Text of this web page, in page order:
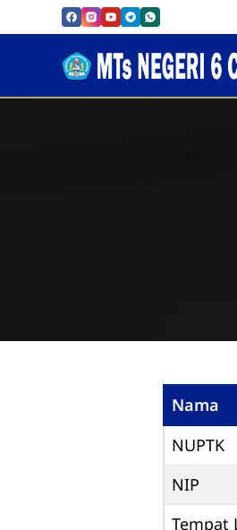
Nama
NUPTK
NIP
Tempat